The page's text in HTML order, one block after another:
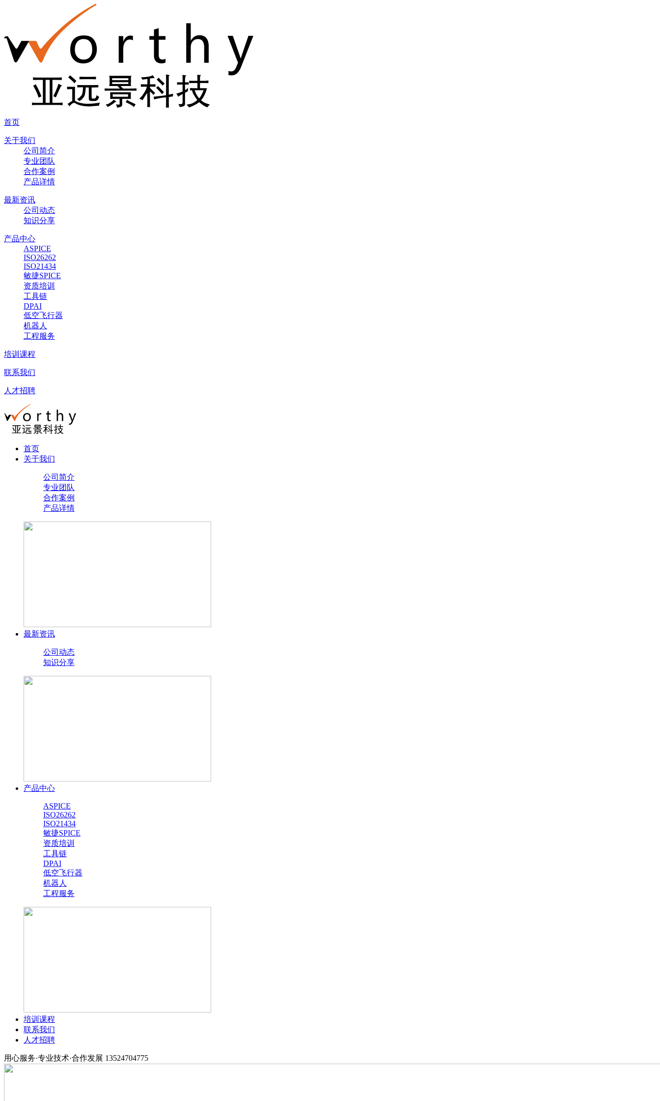
首页
关于我们
公司简介
专业团队
合作案例
产品详情
最新资讯
公司动态
知识分享
产品中心
ASPICE
ISO26262
ISO21434
敏捷SPICE
资质培训
工具链
DPAI
低空飞行器
机器人
工程服务
培训课程
联系我们
人才招聘
首页
关于我们
公司简介
专业团队
合作案例
产品详情
最新资讯
公司动态
知识分享
产品中心
ASPICE
ISO26262
ISO21434
敏捷SPICE
资质培训
工具链
DPAI
低空飞行器
机器人
工程服务
培训课程
联系我们
人才招聘
用心服务·专业技术·合作发展 13524704775